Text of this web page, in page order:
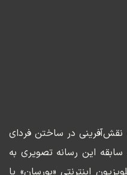
نقش‌آفرینی در ساختن فردای
این رسانه تصویری به
تلویزیون اینترنتی «بورسان» پا